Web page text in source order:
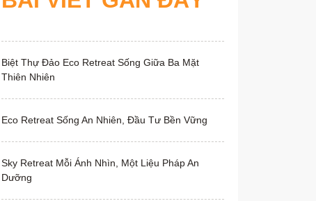
Biệt Thự Đảo Eco Retreat Sống Giữa Ba Mặt
Thiên Nhiên
Eco Retreat Sống An Nhiên, Đầu Tư Bền Vững
Sky Retreat Mỗi Ánh Nhìn, Một Liệu Pháp An
Dưỡng